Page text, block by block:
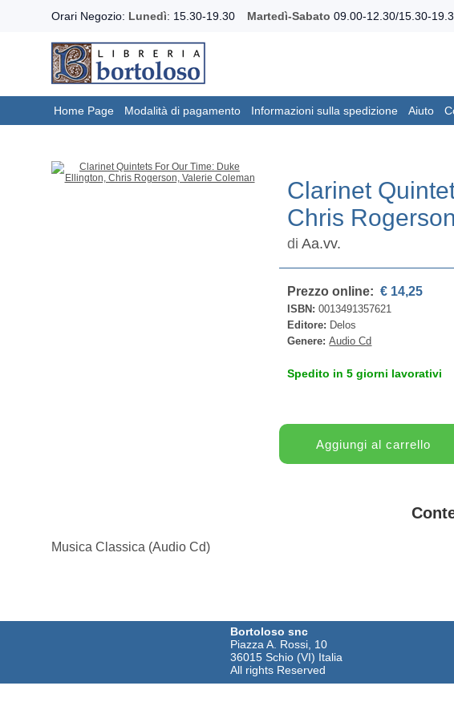
Orari Negozio: Lunedì: 15.30-19.30 Martedì-Sabato 09.00-12.30/15.30-
Home Page Modalità di pagamento Informazioni sulla spedizione Aiuto
Clarinet
Chris
diAa.vv.
Prezzo online: € 14,25
ISBN:0013491357621
Editore: Delos
Genere:Audio Cd
Spedito in 5 giorni lavorativi
Musica Classica (Audio Cd)
Bortoloso snc
Piazza A. Rossi, 10
36015 Schio (VI) Italia
All rights Reserved